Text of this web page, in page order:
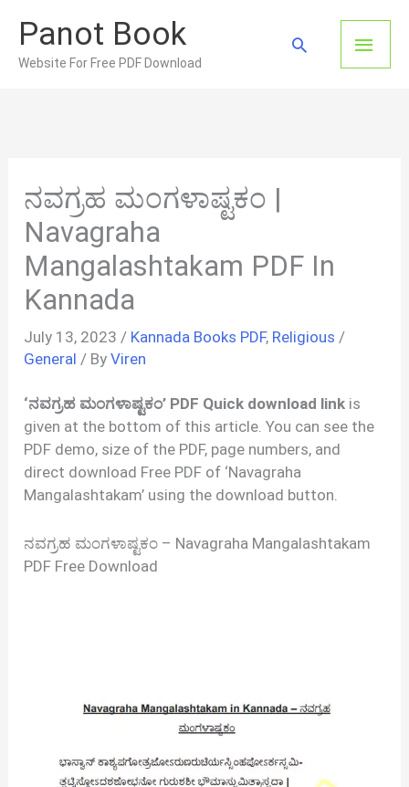
content
Panot Book
Website For Free PDF Download
Main
Search
ನವಗ್ರಹ ಮಂಗಳಾಷ್ಟಕಂ |
Navagraha
Mangalashtakam PDF In
Kannada
July 13, 2023 / Kannada Books PDF, Religious /
General / ByViren
‘ನವಗ್ರಹ ಮಂಗಳಾಷ್ಟಕಂ’ PDF Quick download link is
given at the bottom of this article. You can see the
PDF demo, size of the PDF, page numbers, and
direct download Free PDF of ‘Navagraha
Mangalashtakam’ using the download button.
ನವಗ್ರಹ ಮಂಗಳಾಷ್ಟಕಂ – Navagraha Mangalashtakam
PDF Free Download